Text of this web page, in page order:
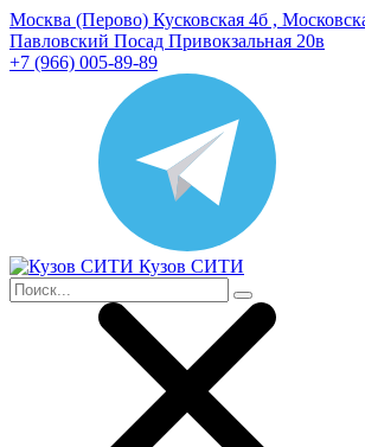
Москва (Перово) Кусковская 4б ,
Павловский Посад Привокзальная 20в
+7 (966) 005-89-89
Кузов СИТИ